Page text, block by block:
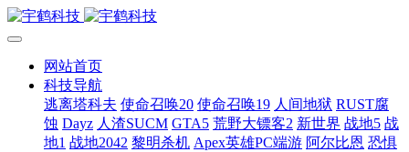
网站首页
科技导航
逃离塔科夫 使命召唤20 使命召唤19 人间地狱 RUST腐
蚀 Dayz 人渣SUCM GTA5 荒野大镖客2 新世界 战地5 战
地1 战地2042 黎明杀机 Apex英雄PC端游 阿尔比恩 恐惧